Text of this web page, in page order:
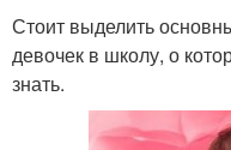
Стоит выделить
девочек в школу, о
знать.